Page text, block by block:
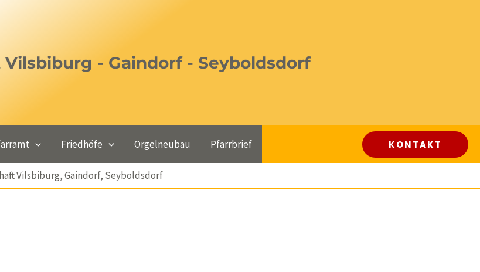
- Gaindorf - Seyboldsdorf
Friedhöfe Orgelneubau Pfarrbrief KONTAKT
Vilsbiburg, Gaindorf, Seyboldsdorf